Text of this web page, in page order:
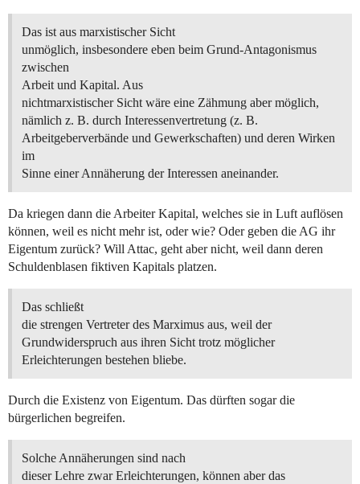
Das ist aus marxistischer Sicht
unmöglich, insbesondere eben beim Grund-Antagonismus
zwischen
Arbeit und Kapital. Aus
nichtmarxistischer Sicht wäre eine Zähmung aber möglich,
nämlich z. B. durch Interessenvertretung (z. B.
Arbeitgeberverbände und Gewerkschaften) und deren Wirken
im
Sinne einer Annäherung der Interessen aneinander.
Da kriegen dann die Arbeiter Kapital, welches sie in Luft auflösen
können, weil es nicht mehr ist, oder wie? Oder geben die AG ihr
Eigentum zurück? Will Attac, geht aber nicht, weil dann deren
Schuldenblasen fiktiven Kapitals platzen.
Das schließt
die strengen Vertreter des Marximus aus, weil der
Grundwiderspruch aus ihren Sicht trotz möglicher
Erleichterungen bestehen bliebe.
Durch die Existenz von Eigentum. Das dürften sogar die
bürgerlichen begreifen.
Solche Annäherungen sind nach
dieser Lehre zwar Erleichterungen, können aber das